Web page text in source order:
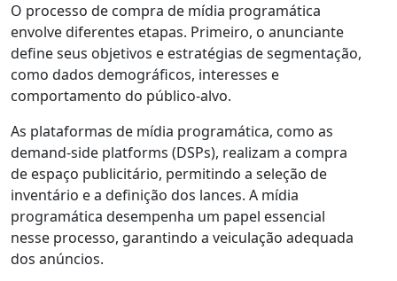
O processo de compra de mídia programática
envolve diferentes etapas. Primeiro, o anunciante
define seus objetivos e estratégias de segmentação,
como dados demográficos, interesses e
comportamento do público-alvo.
As plataformas de mídia programática, como as
demand-side platforms (DSPs), realizam a compra
de espaço publicitário, permitindo a seleção de
inventário e a definição dos lances. A mídia
programática desempenha um papel essencial
nesse processo, garantindo a veiculação adequada
dos anúncios.